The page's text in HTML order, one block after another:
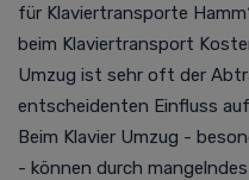
für Klaviertransporte
beim Klaviertransport
Umzug ist sehr oft der
entscheidenten Einfluss
Beim Klavier Umzug -
- können durch